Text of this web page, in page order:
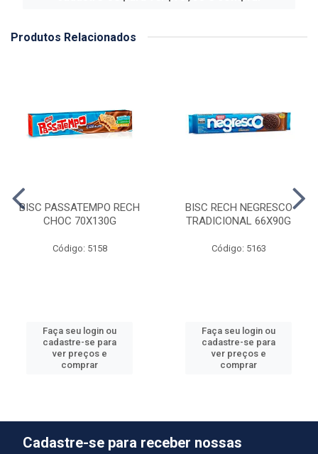
Produtos Relacionados
BISC PASSATEMPO RECH
CHOC 70X130G
Código: 5158
Faça seu login ou
cadastre-se para
ver preços e
comprar
BISC RECH NEGRESCO
TRADICIONAL 66X90G
Código: 5163
Faça seu login ou
cadastre-se para
ver preços e
comprar
Cadastre-se para receber nossas